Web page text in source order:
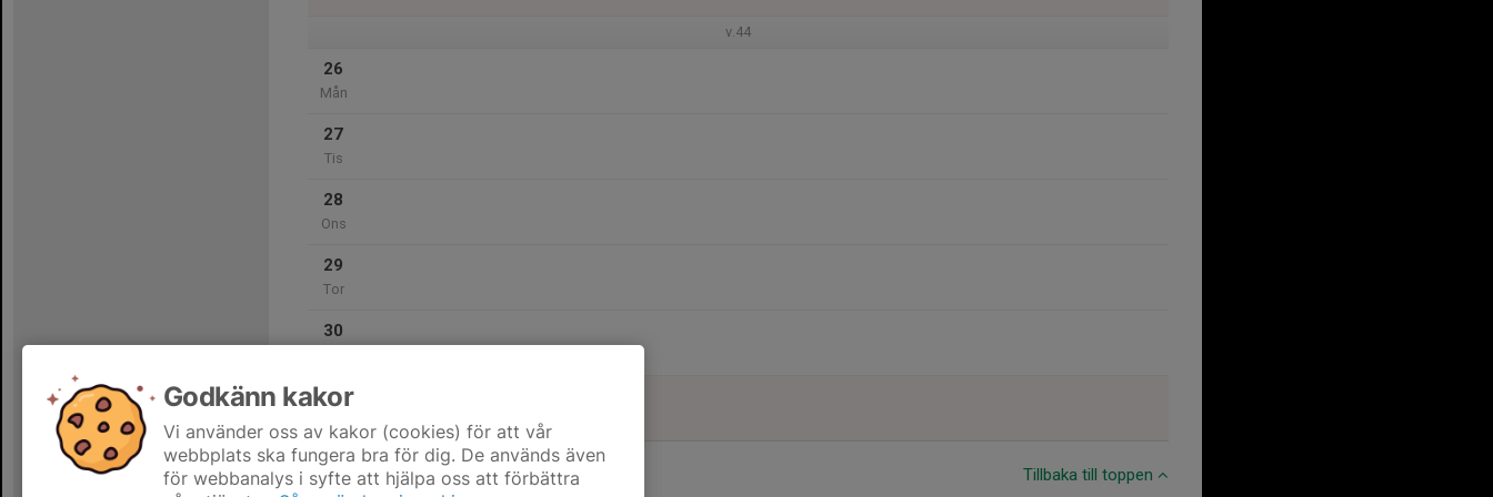
v.44
26
Mån
27
Tis
28
Ons
29
Tor
30
31
Tillbaka till toppen
Godkänn kakor
Vi använder oss av kakor (cookies) för att vår
webbplats ska fungera bra för dig. De används även
för webbanalys i syfte att hjälpa oss att förbättra